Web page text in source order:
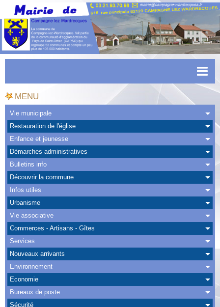
Accueil
Actualités
Facebook
CAPSO
Urbanisme
Transports
Agenda
Albums
Nous Contacter
MENU
Vie municipale
Restauration de l'église
Enfance et jeunesse
Démarches administratives
Bulletins info
Découvrir la commune
Infos utiles
Urbanisme
Vie associative
Commerces - Artisans - Gîtes
Services
Nouveaux arrivants
Environnement
Economie
Bureaux de poste
Sécurité